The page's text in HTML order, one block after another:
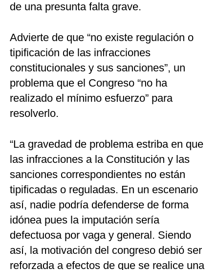
de una presunta falta grave.
Advierte de que “no existe regulación o
tipificación de las infracciones
constitucionales y sus sanciones”, un
problema que el Congreso “no ha
realizado el mínimo esfuerzo” para
resolverlo.
“La gravedad de problema estriba en que
las infracciones a la Constitución y las
sanciones correspondientes no están
tipificadas o reguladas. En un escenario
así, nadie podría defenderse de forma
idónea pues la imputación sería
defectuosa por vaga y general. Siendo
así, la motivación del congreso debió ser
reforzada a efectos de que se realice una